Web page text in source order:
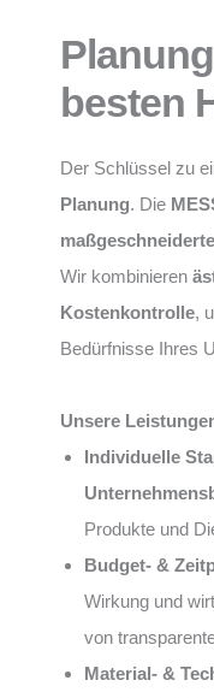
besten
Der Schlüssel zu
Planung. Die
Wir kombinieren
Kostenkontrolle,
Bedürfnisse Ihres
Unsere
Individuelle
Produkte und
Budget- &
Wirkung und
von
Material- &